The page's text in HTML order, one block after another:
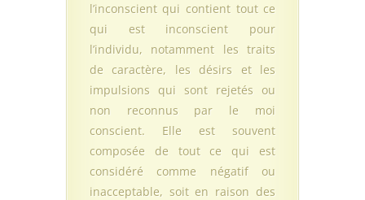
l’inconscient qui contient tout ce
qui est inconscient pour
l’individu, notamment les traits
de caractère, les désirs et les
impulsions qui sont rejetés ou
non reconnus par le moi
conscient. Elle est souvent
composée de tout ce qui est
considéré comme négatif ou
inacceptable, soit en raison des